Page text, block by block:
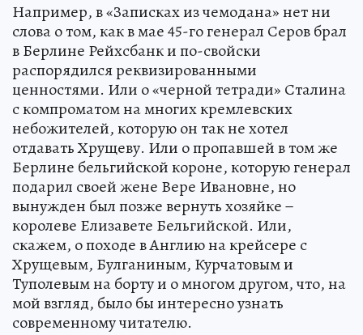
Например, в «Записках из чемодана» нет ни
слова о том, как в мае 45-го генерал Серов брал
в Берлине Рейхсбанк и по-свойски
распорядился реквизированными
ценностями. Или о «черной тетради» Сталина
с компроматом на многих кремлевских
небожителей, которую он так не хотел
отдавать Хрущеву. Или о пропавшей в том же
Берлине бельгийской короне, которую генерал
подарил своей жене Вере Ивановне, но
вынужден был позже вернуть хозяйке −
королеве Елизавете Бельгийской. Или,
скажем, о походе в Англию на крейсере с
Хрущевым, Булганиным, Курчатовым и
Туполевым на борту и о многом другом, что, на
мой взгляд, было бы интересно узнать
современному читателю.